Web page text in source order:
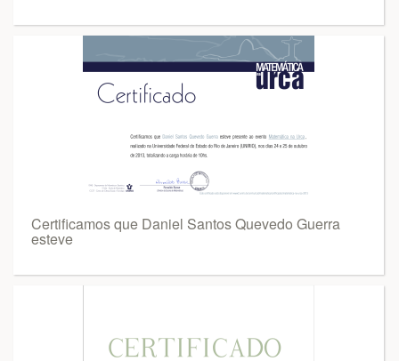
Certificamos que Daniel Santos Quevedo Guerra
esteve